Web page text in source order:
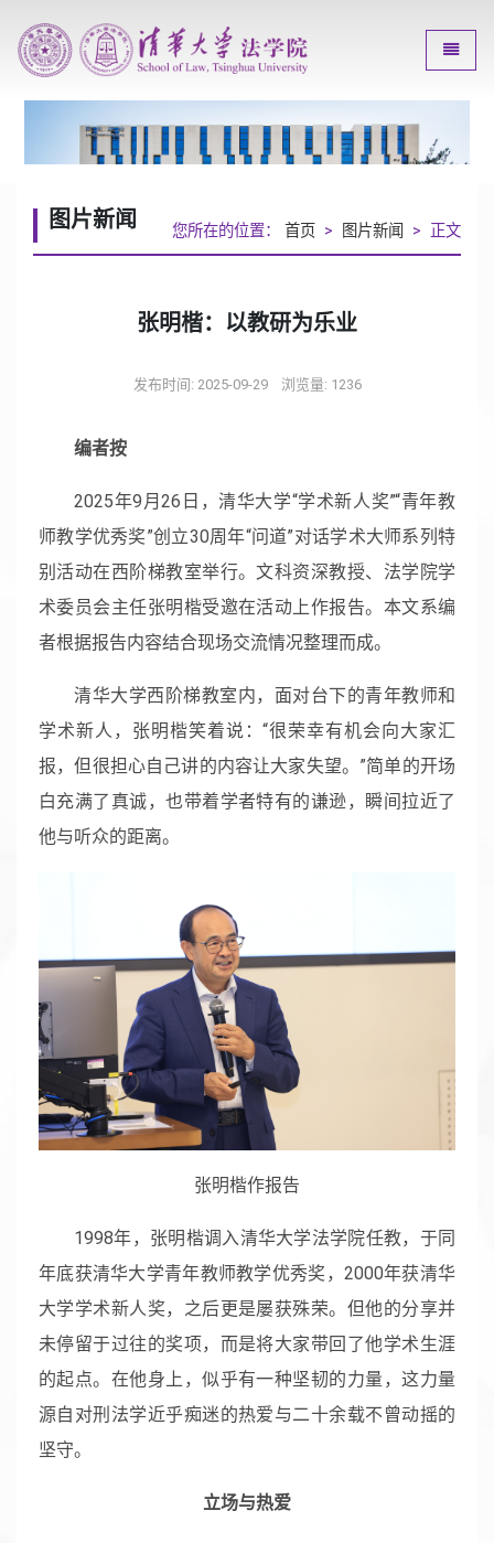
图片新闻 您所在的位置： 首页 > 图片新闻 > 正文
张明楷：以教研为乐业
发布时间: 2025-09-29 浏览量: 1236
编者按
2025年9月26日，清华大学“学术新人奖”“青年教
师教学优秀奖”创立30周年“问道”对话学术大师系列特
别活动在西阶梯教室举行。文科资深教授、法学院学
术委员会主任张明楷受邀在活动上作报告。本文系编
者根据报告内容结合现场交流情况整理而成。
清华大学西阶梯教室内，面对台下的青年教师和
学术新人，张明楷笑着说：“很荣幸有机会向大家汇
报，但很担心自己讲的内容让大家失望。”简单的开场
白充满了真诚，也带着学者特有的谦逊，瞬间拉近了
他与听众的距离。
张明楷作报告
1998年，张明楷调入清华大学法学院任教，于同
年底获清华大学青年教师教学优秀奖，2000年获清华
大学学术新人奖，之后更是屡获殊荣。但他的分享并
未停留于过往的奖项，而是将大家带回了他学术生涯
的起点。在他身上，似乎有一种坚韧的力量，这力量
源自对刑法学近乎痴迷的热爱与二十余载不曾动摇的
坚守。
立场与热爱